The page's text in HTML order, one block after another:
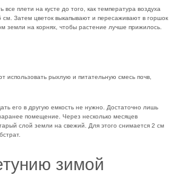
плети на кусте до того, как температура воздуха
Затем цветок выкапывают и пересаживают в горшок
на корнях, чтобы растение лучше прижилось.
рыхлую и питательную смесь почв,
его в другую емкость не нужно. Достаточно лишь
помещение. Через несколько месяцев
слой земли на свежий. Для этого снимается 2 см
зимой